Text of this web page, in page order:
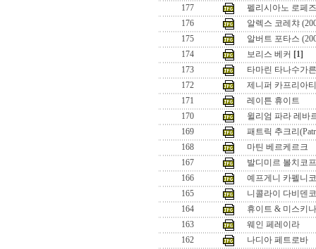
177
펠리시아노 로페
176
알렉스 코레챠
175
알버트 포타스
174
보리스 베커 [1]
173
타마린 타나수가른
172
제니퍼 카프리아
171
레이튼 휴이트
170
윌리엄 파라 레바
169
패트릭 추크리
168
마틴 베르케르크
167
발디미르 볼치코프
166
예프게니 카펠니
165
니콜라이 다비덴코
164
휴이트 & 미스키나
163
웨인 페레이라
162
나디아 페트로바